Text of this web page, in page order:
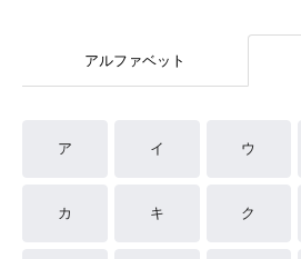
アルファベット
ア イ ウ
カ キ ク